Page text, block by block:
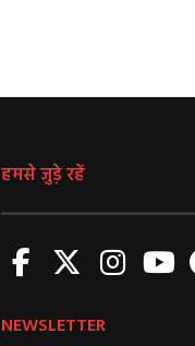
हमसे जुड़े रहें
NEWSLETTER